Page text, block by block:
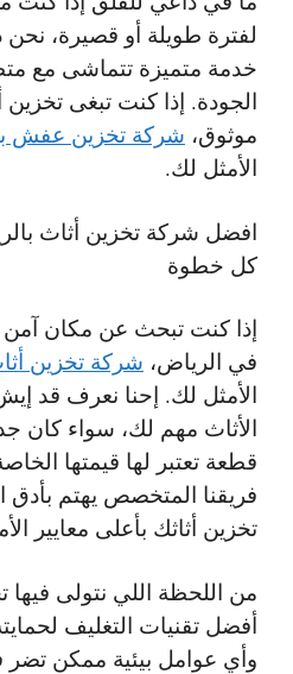
لفترة طويلة أو قصيرة، نحن
خدمة متميزة تتماشى مع
الجودة. إذا كنت تبغى
موثوق، شركة تخزين عفش
الأمثل لك.
افضل شركة تخزين أثاث
كل خطوة
إذا كنت تبحث عن مكان آمن
في الرياض، شركة تخزين
الأمثل لك. إحنا نعرف قد
الأثاث مهم لك، سواء كان
قطعة تعتبر لها قيمتها
فريقنا المتخصص يهتم بأدق
تخزين أثاثك بأعلى معايير
من اللحظة اللي نتولى فيها
أفضل تقنيات التغليف
وأي عوامل بيئية ممكن